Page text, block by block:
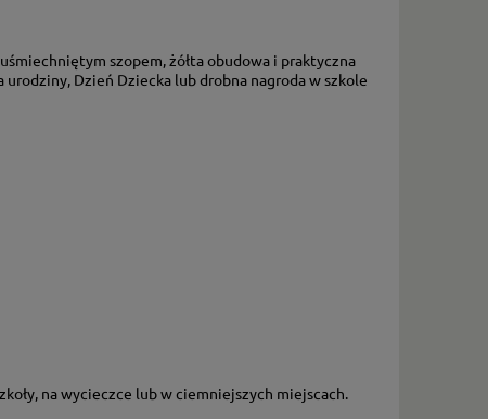
szopem, żółta obudowa i praktyczna
Dzień Dziecka lub drobna nagroda w szkole
na wycieczce lub w ciemniejszych miejscach.